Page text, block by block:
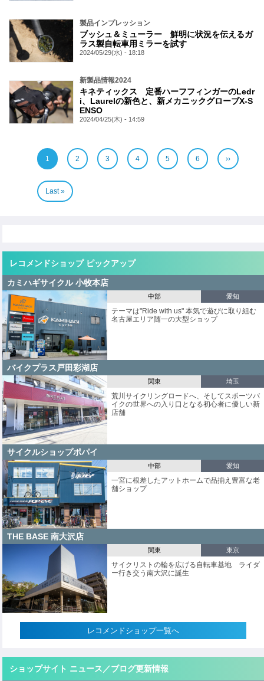
製品インプレッション
ブッシュ＆ミューラー 鮮明に状況を伝えるガ
ラス製自転車用ミラーを試す
2024/05/29(水) - 18:18
新製品情報2024
キネティックス 定番ハーフフィンガーのLedr
i、Laurelの新色と、新メカニックグローブX-S
ENSO
2024/04/25(木) - 14:59
P
e
1
P
2
P
3
P
4
P
5
P
6
次
ペ
››
最
Last »
レコメンドショップ ピックアップ
カミハギサイクル 小牧本店
中部 愛知
テーマは"Ride with us" 本気で遊びに取り組む
名古屋エリア随一の大型ショップ
バイクプラス戸田彩湖店
関東 埼玉
荒川サイクリングロードへ、そしてスポーツバ
イクの世界への入り口となる初心者に優しい新
店舗
サイクルショップポパイ
中部 愛知
一宮に根差したアットホームで品揃え豊富な老
舗ショップ
THE BASE 南大沢店
関東 東京
サイクリストの輪を広げる自転車基地 ライダ
ー行き交う南大沢に誕生
レコメンドショップ一覧へ
ショップサイト ニュース／ブログ更新情報